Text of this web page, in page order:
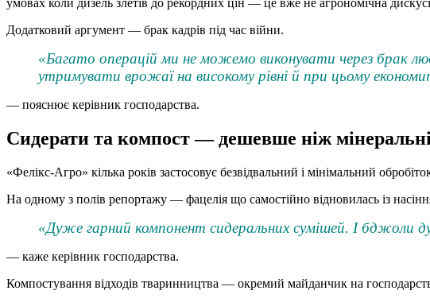
умовах коли дизель злетів до рекордних цін — це вже не агрономічна
Додатковий аргумент — брак кадрів під час війни.
«Багато операцій ми не можемо виконувати через брак
утримувати врожаї на високому рівні й при цьому
— пояснює керівник господарства.
Сидерати та компост — дешевше ніж
«Фелікс-Агро» кілька років застосовує безвідвальний і мінімальний
На одному з полів репортажу — фацелія що самостійно відновилась із
«Дуже гарний компонент сидеральних сумішей. І бджоли
— каже керівник господарства.
Компостування відходів тваринництва — окремий майданчик на